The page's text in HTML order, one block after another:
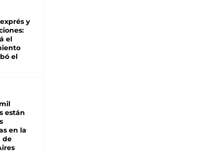
y
el
el
están
en la
de